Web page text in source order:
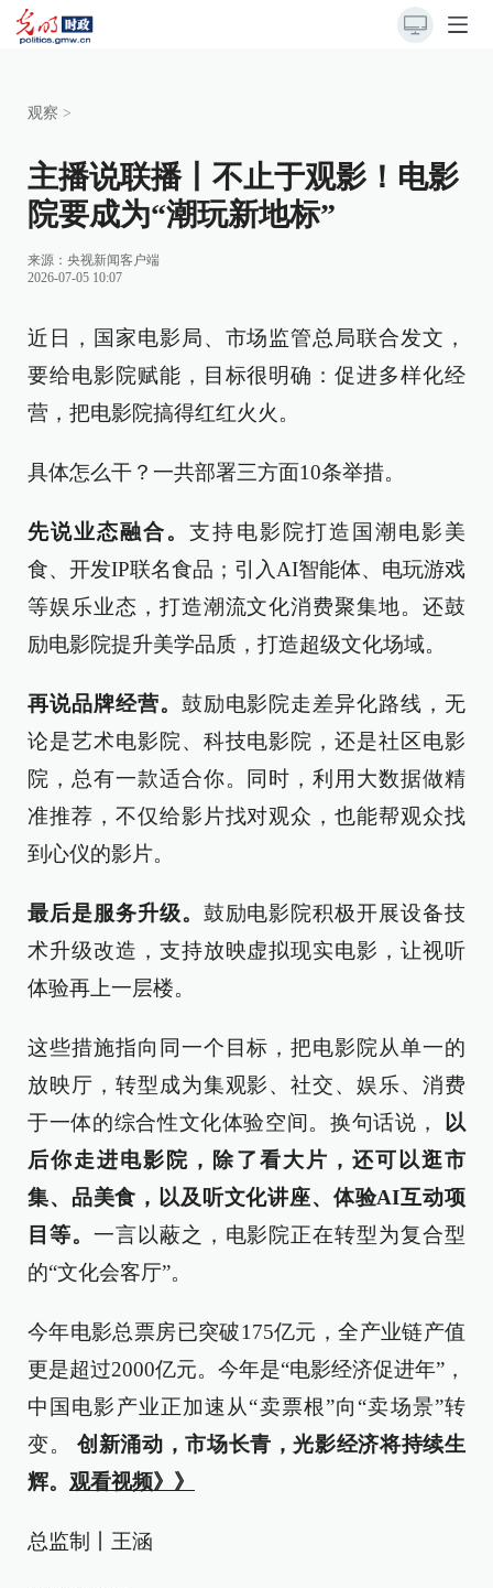
观察 >
主播说联播丨不止于观影！电影
院要成为“潮玩新地标”
来源： 央视新闻客户端
2026-07-05 10:07
近日，国家电影局、市场监管总局联合发文，
要给电影院赋能，目标很明确：促进多样化经
营，把电影院搞得红红火火。
具体怎么干？一共部署三方面10条举措。
先说业态融合。支持电影院打造国潮电影美
食、开发IP联名食品；引入AI智能体、电玩游戏
等娱乐业态，打造潮流文化消费聚集地。还鼓
励电影院提升美学品质，打造超级文化场域。
再说品牌经营。 鼓励电影院走差异化路线，无
论是艺术电影院、科技电影院，还是社区电影
院，总有一款适合你。同时，利用大数据做精
准推荐，不仅给影片找对观众，也能帮观众找
到心仪的影片。
最后是服务升级。 鼓励电影院积极开展设备技
术升级改造，支持放映虚拟现实电影，让视听
体验再上一层楼。
这些措施指向同一个目标，把电影院从单一的
放映厅，转型成为集观影、社交、娱乐、消费
于一体的综合性文化体验空间。换句话说，
以
后你走进电影院，除了看大片，还可以逛市
集、品美食，以及听文化讲座、体验AI互动项
目等。 一言以蔽之，电影院正在转型为复合型
的“文化会客厅”。
今年电影总票房已突破175亿元，全产业链产值
更是超过2000亿元。今年是“电影经济促进年”，
中国电影产业正加速从“卖票根”向“卖场景”转
变。
创新涌动，市场长青，光影经济将持续生
辉。 观看视频》》
总监制丨王涵